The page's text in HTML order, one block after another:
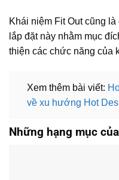
Khái niệm Fit Out cũng
lắp đặt này nhằm mục
thiện các chức năng của
Xem thêm bài viết:
về xu hướng Hot
Những hạng mục